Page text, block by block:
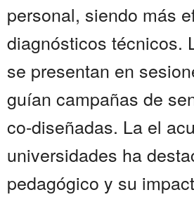
personal, siendo más
diagnósticos técnicos.
se presentan en
guían campañas de
co-diseñadas. La el
universidades ha
pedagógico y su